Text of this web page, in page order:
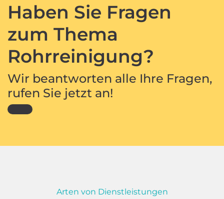
Haben Sie Fragen
zum Thema
Rohrreinigung?
Wir beantworten alle Ihre Fragen,
rufen Sie jetzt an!
Arten von Dienstleistungen